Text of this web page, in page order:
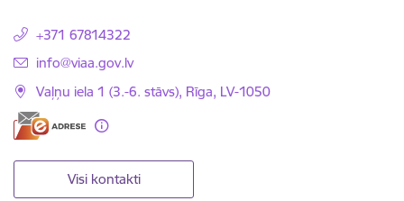
+371 67814322
E-pasts:
info@viaa.gov.lv
Vaļņu iela 1 (3.-6. stāvs), Rīga, LV-1050
Visi kontakti